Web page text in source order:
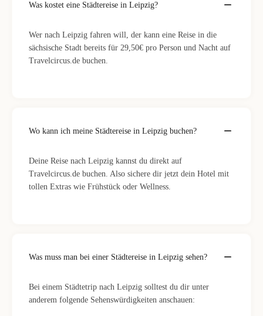
Was kostet eine Städtereise in Leipzig?
Wer nach Leipzig fahren will, der kann eine Reise in die
sächsische Stadt bereits für 29,50€ pro Person und Nacht auf
Travelcircus.de buchen.
Wo kann ich meine Städtereise in Leipzig buchen?
Deine Reise nach Leipzig kannst du direkt auf
Travelcircus.de buchen. Also sichere dir jetzt dein Hotel mit
tollen Extras wie Frühstück oder Wellness.
Was muss man bei einer Städtereise in Leipzig sehen?
Bei einem Städtetrip nach Leipzig solltest du dir unter
anderem folgende Sehenswürdigkeiten anschauen: